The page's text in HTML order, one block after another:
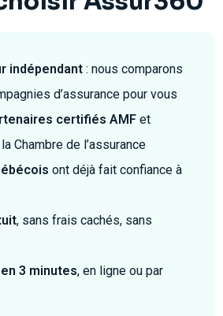
indépendant: nous comparons
d’assurance pour vous
certifiés AMFet
Chambre de l’assurance
ont déjà fait confiance à
, sans frais cachés, sans
3 minutes, en ligne ou par